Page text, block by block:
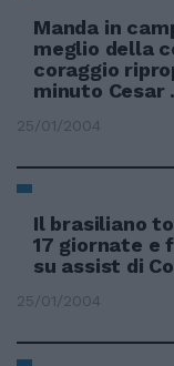
Manda in
meglio della
coraggio
minuto Cesar
25/01/2004
Il brasiliano
17 giornate e
su assist di
25/01/2004